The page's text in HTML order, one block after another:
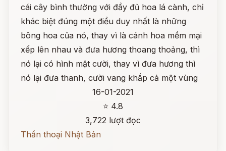
cái cây bình thường với đầy đủ hoa lá cành, chỉ
khác biệt đúng một điều duy nhất là những
bông hoa của nó, thay vì là cánh hoa mềm mại
xếp lên nhau và đưa hương thoang thoảng, thì
nó lại có hình mặt cười, thay vì đưa hương thì
nó lại đưa thanh, cười vang khắp cả một vùng
16-01-2021
⭐ 4.8
3,722 lượt đọc
Thần thoại Nhật Bản